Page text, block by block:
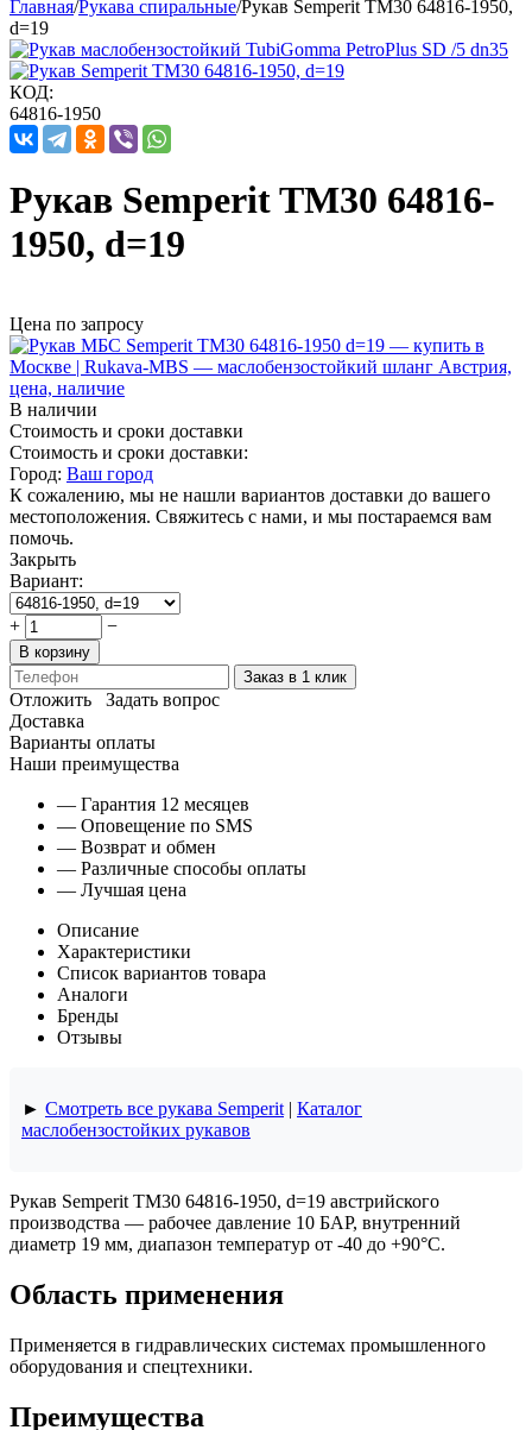
Главная/Рукава спиральные/Рукав Semperit TM30 64816-1950,
d=19
КОД:
64816-1950
Рукав Semperit TM30 64816-
1950, d=19
Цена по запросу
В наличии
Стоимость и сроки доставки
Стоимость и сроки доставки:
Город: Ваш город
К сожалению, мы не нашли вариантов доставки до вашего
местоположения. Свяжитесь с нами, и мы постараемся вам
помочь.
Закрыть
Вариант:
+ −
В корзину
Заказ в 1 клик
Отложить
Задать вопрос
Доставка
Варианты оплаты
Наши преимущества
— Гарантия 12 месяцев
— Оповещение по SMS
— Возврат и обмен
— Различные способы оплаты
— Лучшая цена
Описание
Характеристики
Список вариантов товара
Аналоги
Бренды
Отзывы
► Смотреть все рукава Semperit | Каталог
маслобензостойких рукавов
Рукав Semperit TM30 64816-1950, d=19 австрийского
производства — рабочее давление 10 БАР, внутренний
диаметр 19 мм, диапазон температур от -40 до +90°C.
Область применения
Применяется в гидравлических системах промышленного
оборудования и спецтехники.
Преимущества